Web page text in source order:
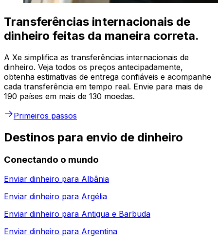
Transferências internacionais de
dinheiro feitas da maneira correta.
A Xe simplifica as transferências internacionais de
dinheiro. Veja todos os preços antecipadamente,
obtenha estimativas de entrega confiáveis e acompanhe
cada transferência em tempo real. Envie para mais de
190 países em mais de 130 moedas.
Primeiros passos
Destinos para envio de dinheiro
Conectando o mundo
Enviar dinheiro para Albânia
Enviar dinheiro para Argélia
Enviar dinheiro para Antigua e Barbuda
Enviar dinheiro para Argentina